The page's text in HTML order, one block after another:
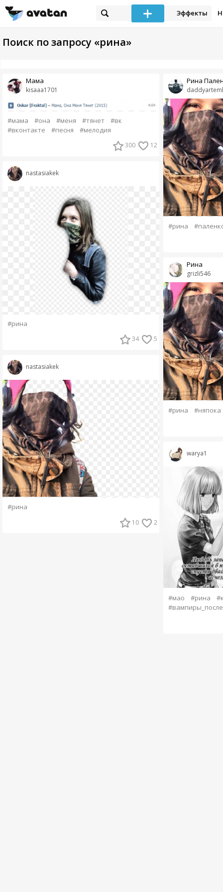
Эффекты
Поиск по запросу «рина»
kisaaa1701
Мама
#мама #она #меня #тянет
#вк
#вконтакте
#песня #мелодия
300 12
nastasiakek
#рина
34 5
nastasiakek
#рина
10 2
Рина
#рина
grizli546
Рина
#рина #няпока
warya1
#мао #рина